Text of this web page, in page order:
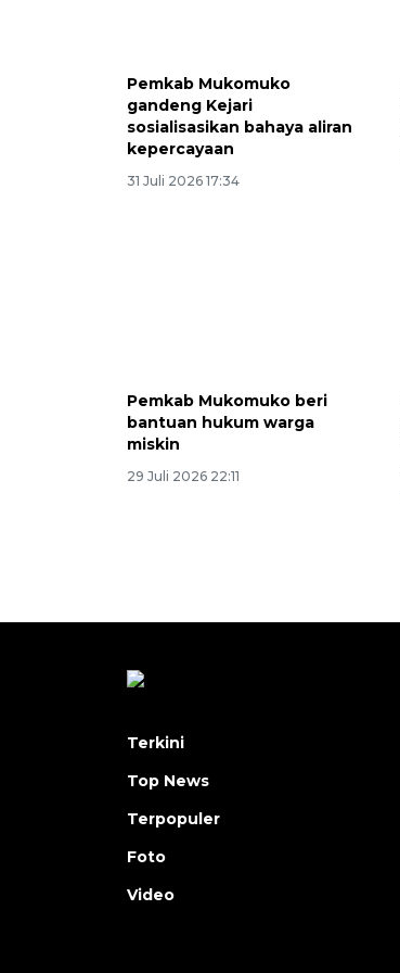
Pemkab Mukomuko
gandeng Kejari
sosialisasikan bahaya aliran
kepercayaan
31 Juli 2026 17:34
Pemkab Mukomuko beri
bantuan hukum warga
miskin
29 Juli 2026 22:11
Terkini
Top News
Terpopuler
Foto
Video